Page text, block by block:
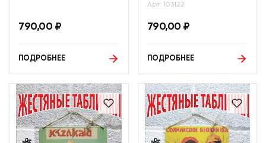
790,00 ₽
ПОДРОБНЕЕ
Арт: 103122
790,00 ₽
ПОДРОБНЕЕ